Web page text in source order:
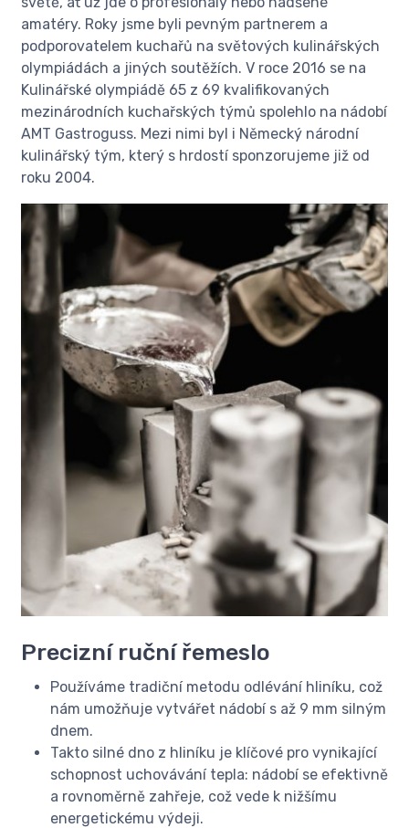
amatéry. Roky jsme byli pevným partnerem a
podporovatelem kuchařů na světových kulinářských
olympiádách a jiných soutěžích. V roce 2016 se na
Kulinářské olympiádě 65 z 69 kvalifikovaných
mezinárodních kuchařských týmů spolehlo na nádobí
AMT Gastroguss. Mezi nimi byl i Německý národní
kulinářský tým, který s hrdostí sponzorujeme již od
roku 2004.
Precizní ruční řemeslo
Používáme tradiční metodu odlévání hliníku, což
nám umožňuje vytvářet nádobí s až 9 mm silným
dnem.
Takto silné dno z hliníku je klíčové pro vynikající
schopnost uchovávání tepla: nádobí se efektivně
a rovnoměrně zahřeje, což vede k nižšímu
energetickému výdeji.